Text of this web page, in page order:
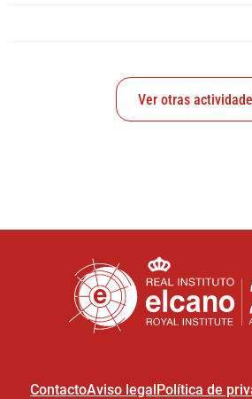
Ver otras
ContactoAviso legalPolítica de